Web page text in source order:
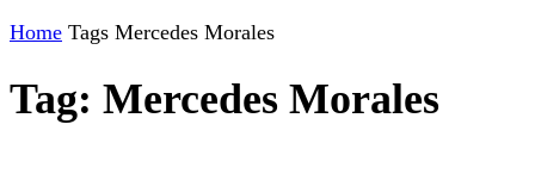
Home Tags Mercedes Morales
Tag: Mercedes Morales